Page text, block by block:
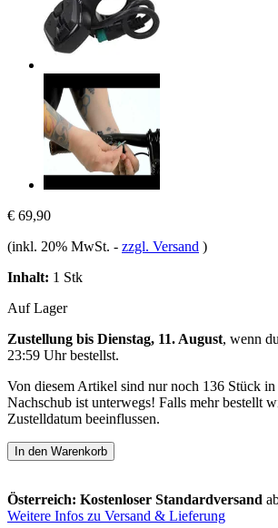
€ 69,90
(inkl. 20% MwSt. - zzgl. Versand )
Inhalt: 1 Stk
Auf Lager
Zustellung bis Dienstag, 11. August, wenn
23:59 Uhrbestellst.
Von diesem Artikel sind nur noch 136 Stück in
Nachschub ist unterwegs! Falls mehr bestellt
Zustelldatum beeinflussen.
In den Warenkorb
Österreich: Kostenloser Standardversand
Weitere Infos zu Versand & Lieferung